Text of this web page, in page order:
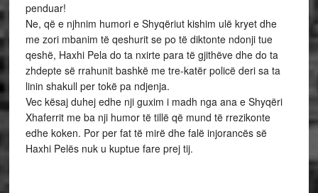
penduar!
Ne, që e njhnim humori e Shyqëriut kishim ulë kryet dhe
me zori mbanim të qeshurit se po të diktonte ndonji tue
qeshë, Haxhi Pela do ta nxirte para të gjithëve dhe do ta
zhdepte së rrahunit bashkë me tre-katër policë deri sa ta
linin shakull per tokë pa ndjenja.
Vec kësaj duhej edhe nji guxim i madh nga ana e Shyqëri
Xhaferrit me ba nji humor të tillë që mund të rrezikonte
edhe koken. Por per fat të mirë dhe falë injorancës së
Haxhi Pelës nuk u kuptue fare prej tij.